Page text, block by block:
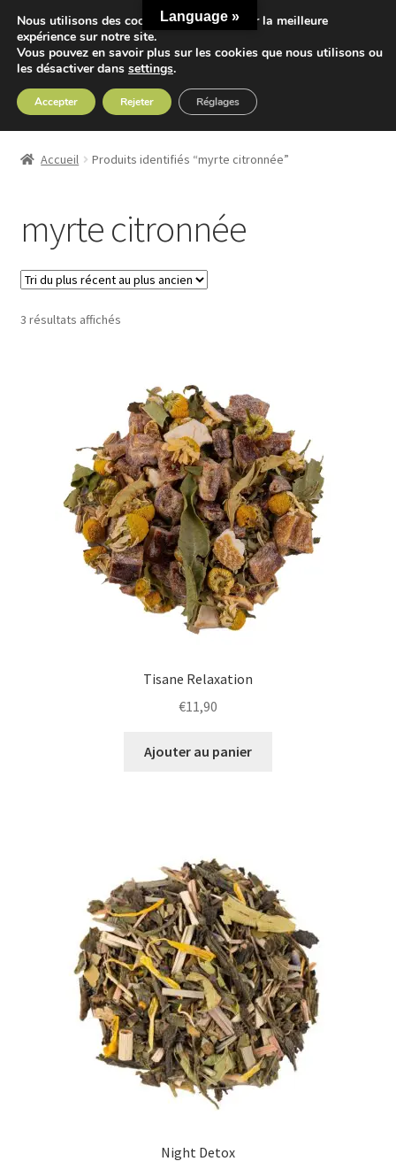
Aller
à
la
navigation
Aller
au
contenu
Accueil
Nos Tisanes
Detox
Sport
Accueil Produits identifiés “myrte citronnée”
myrte citronnée
3 résultats affichésTrié
plus
ancien
Tisane Relaxation
€11,90
Ajouter au panier
Night Detox
Language »
Nous utilisons des cookies pour vous offrir la meilleure
expérience sur notre site.
Vous pouvez en savoir plus sur les cookies que nous utilisons ou
les désactiver dans settings.
Accepter Rejeter Réglages